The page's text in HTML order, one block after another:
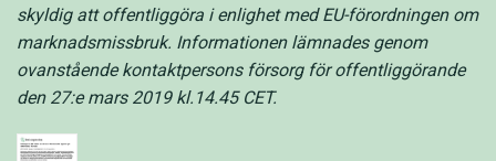
skyldig att offentliggöra i enlighet med EU-förordningen om
marknadsmissbruk. Informationen lämnades genom
ovanstående kontaktpersons försorg för offentliggörande
den 27:e mars 2019 kl.14.45 CET.